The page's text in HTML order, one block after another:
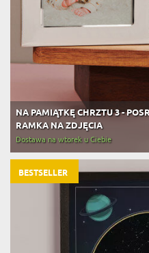
NA PAMIĄTKĘ CHRZTU 3 -
RAMKA NA ZDJĘCIA
Dostawa na wtorek u Ciebie
BESTSELLER